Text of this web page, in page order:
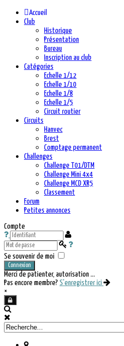
Accueil
Club
Historique
Présentation
Bureau
Inscription au club
Catégories
Echelle 1/12
Echelle 1/10
Echelle 1/8
Echelle 1/5
Circuit routier
Circuits
Hanvec
Brest
Comptage permanent
Challenges
Challenge T01/DTM
Challenge Mini 4x4
Challenge MCD XR5
Classement
Forum
Petites annonces
Compte
Se souvenir de moi
Connexion
Merci de patienter, autorisation ...
Pas encore membre? S'enregistrer ici
×